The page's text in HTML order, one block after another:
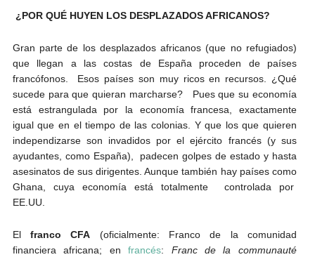
¿POR QUÉ HUYEN LOS DESPLAZADOS AFRICANOS?
Gran parte de los desplazados africanos (que no refugiados)
que llegan a las costas de España proceden de países
francófonos. Esos países son muy ricos en recursos. ¿Qué
sucede para que quieran marcharse? Pues que su economía
está estrangulada por la economía francesa, exactamente
igual que en el tiempo de las colonias. Y que los que quieren
independizarse son invadidos por el ejército francés (y sus
ayudantes, como España), padecen golpes de estado y hasta
asesinatos de sus dirigentes. Aunque también hay países como
Ghana, cuya economía está totalmente controlada por
EE.UU.
Elfranco CFA (oficialmente: Franco de la comunidad
financiera africana; enfrancés: Franc de la communauté